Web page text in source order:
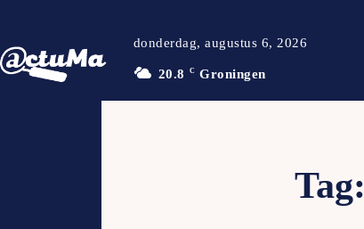
donderdag, augustus 6, 2026
20.8 C Groningen
Tag: